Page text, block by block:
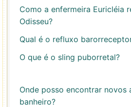
Como a enfermeira Euricléia
Odisseu?
Qual é o refluxo
O que é o sling puborretal?
Onde posso encontrar novos
banheiro?